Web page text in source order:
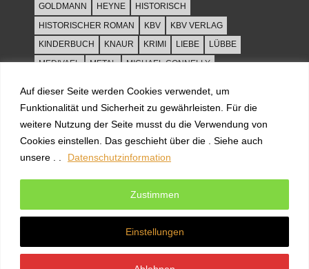
Auf dieser Seite werden Cookies verwendet, um
Funktionalität und Sicherheit zu gewährleisten. Für die
weitere Nutzung der Seite musst du die Verwendung von
Cookies einstellen. Das geschieht über die . Siehe auch
unsere . .
Datenschutzinformation
Einstellungen
Zustimmen
GOLDMANN
HEYNE
HISTORISCH
HISTORISCHER ROMAN
KBV
KBV VERLAG
KINDERBUCH
KNAUR KRIMI LIEBE
LÜBBE
MEDIVAEL
METAL
MICHAEL CONNELLY
PARIS
PENDRAGON PIPER REZENSION
ROCK
ROCKMUSIK
ROMAN ROWOHLT
SACHBUCH
SPANNUNG
SYLT THRILLER TOD
ULLSTEIN
WEIHNACHT